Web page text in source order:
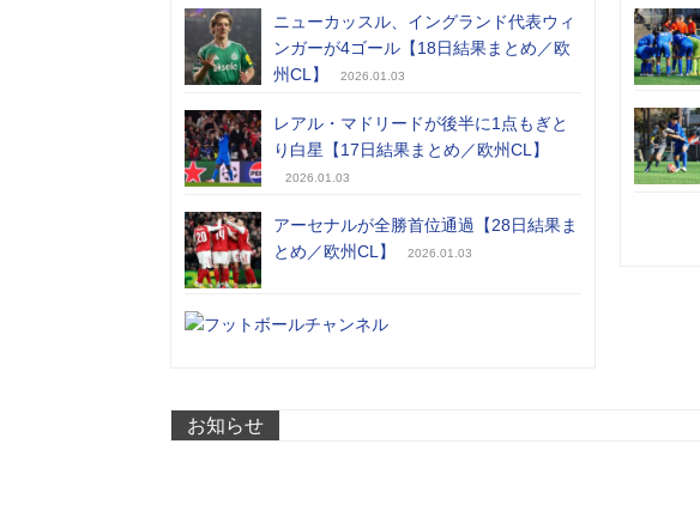
ニューカッスル、イングランド代表ウィ
ンガーが4ゴール【18日結果まとめ／欧
州CL】
2026.01.03
レアル・マドリードが後半に1点もぎと
り白星【17日結果まとめ／欧州CL】
2026.01.03
アーセナルが全勝首位通過【28日結果ま
とめ／欧州CL】
2026.01.03
お知らせ